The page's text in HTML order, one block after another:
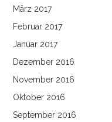
März 2017
Februar 2017
Januar 2017
Dezember 2016
November 2016
Oktober 2016
September 2016